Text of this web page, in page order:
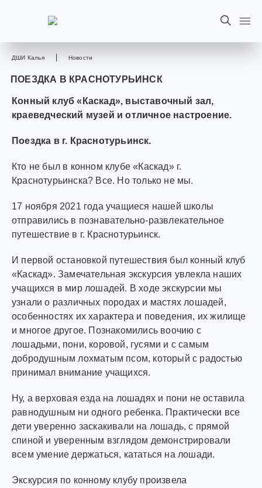
ДШИ Калья Новости
ПОЕЗДКА В КРАСНОТУРЬИНСК
Конный клуб «Каскад», выставочный зал,
краеведческий музей и отличное настроение.
Поездка в г. Краснотурьинск.
Кто не был в конном клубе «Каскад» г.
Краснотурьинска? Все. Но только не мы.
17 ноября 2021 года учащиеся нашей школы
отправились в познавательно-развлекательное
путешествие в г. Краснотурьинск.
И первой остановкой путешествия был конный клуб
«Каскад». Замечательная экскурсия увлекла наших
учащихся в мир лошадей. В ходе экскурсии мы
узнали о различных породах и мастях лошадей,
особенностях их характера и поведения, их жилище
и многое другое. Познакомились воочию с
лошадьми, пони, коровой, гусями и с самым
добродушным лохматым псом, который с радостью
принимал внимание учащихся.
Ну, а верховая езда на лошадях и пони не оставила
равнодушным ни одного ребенка. Практически все
дети уверенно заскакивали на лошадь, с прямой
спиной и уверенным взглядом демонстрировали
всем умение держаться, кататься на лошади.
Экскурсия по конному клубу произвела